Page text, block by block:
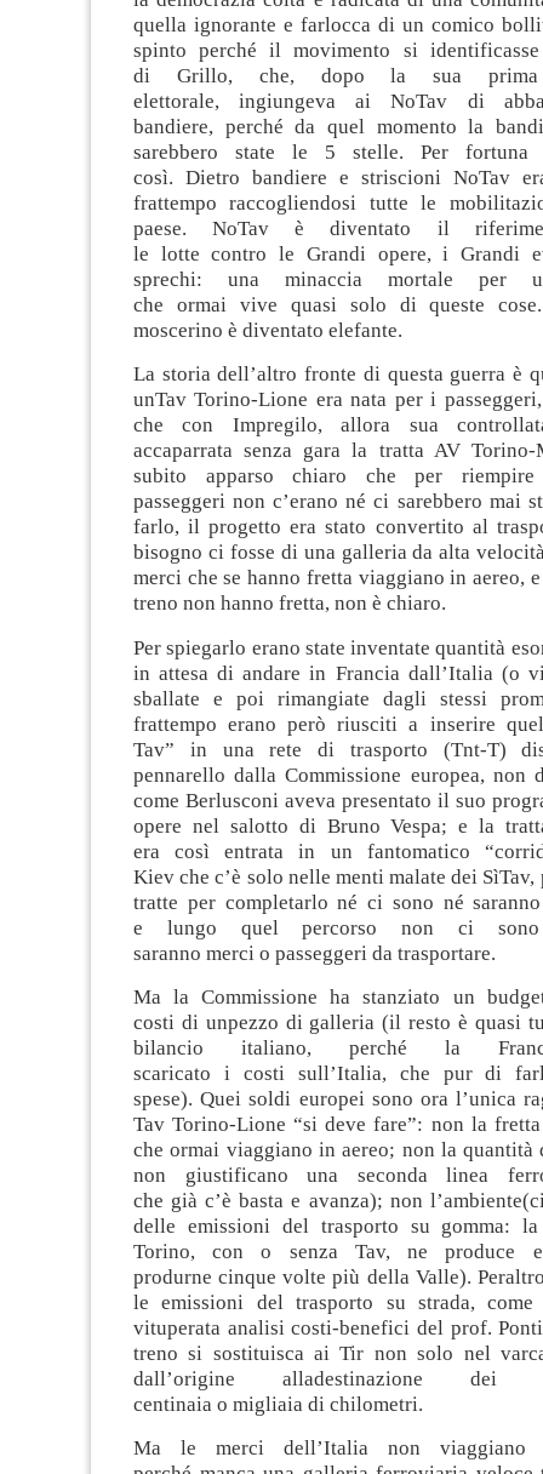
quella ignorante e farlocca di un comico
spinto perché ilmovimento si
di Grillo, che, dopolasuapr
elettorale, ingiungeva aiNoTav di
bandiere, perché da quel momento la
sarebbero state le 5
stelle. Per fortuna
così. Dietro bandiere e striscioni NoTav
frattempo raccogliendosi tutte le
paese.NoTav è diventato il
le lottecontrole Grandi opere,i Grandi
sprechi: una minaccia mortale per
che ormai vive quasi solo di queste
moscerino è diventato elefante.
La storia dell’altro fronte di questa guerraè
unTav Torino-Lione era nata per i
checon Impregilo, allora sua
accaparrata senza gara la tratta AV
subito apparso chiaro che per
passeggerinon c’eranoné ci sarebbero mai
farlo, il progetto era stato convertito al
bisogno ci fosse di una galleriadaalta
merci che se hanno fretta viaggiano in aereo,
treno non hanno fretta, non è chiaro.
Perspiegarlo erano state inventate quantità
in attesa diandarein Francia dall’Italia (o
sballate e poi rimangiate dagli stessi
frattempo erano peròriusciti a inserire que
Tav” in una rete di trasporto (Tnt-T)
pennarello dalla Commissione europea, non
come Berlusconi aveva presentato il suo
opere nel salotto di Bruno Vespa; e la
eracosì entratain un fantomatico
Kiev che c’è solo nelle menti malate dei SìTav,
tratte per completarlo né ci sono né
e lungo quel percorso non ci
saranno merci o passeggeri da trasportare.
Ma la Commissione ha stanziato un
costi di unpezzo digalleria (il resto è quasi
bilancio italiano, perché la
scaricato icostisull’Italia, che pur di
spese).Quei soldi europei sono oral’unica
Tav Torino-Lione “si deve fare”: non la
che ormai viaggiano in aereo; non la quantità
non giustificano una seconda linea
che giàc’è basta e avanza); non l’ambiente(
delle emissioni del trasporto su gomma: l
Torino, con o senza Tav, ne produce
produrnecinque volte più della Valle).
le emissioni del trasporto su strada,
vituperata analisi costi-benefici del prof.
treno si sostituiscaai Tir non solo nel
dall’origine alladestinazione dei
centinaia o migliaia di chilometri.
Ma le merci dell’Italia non